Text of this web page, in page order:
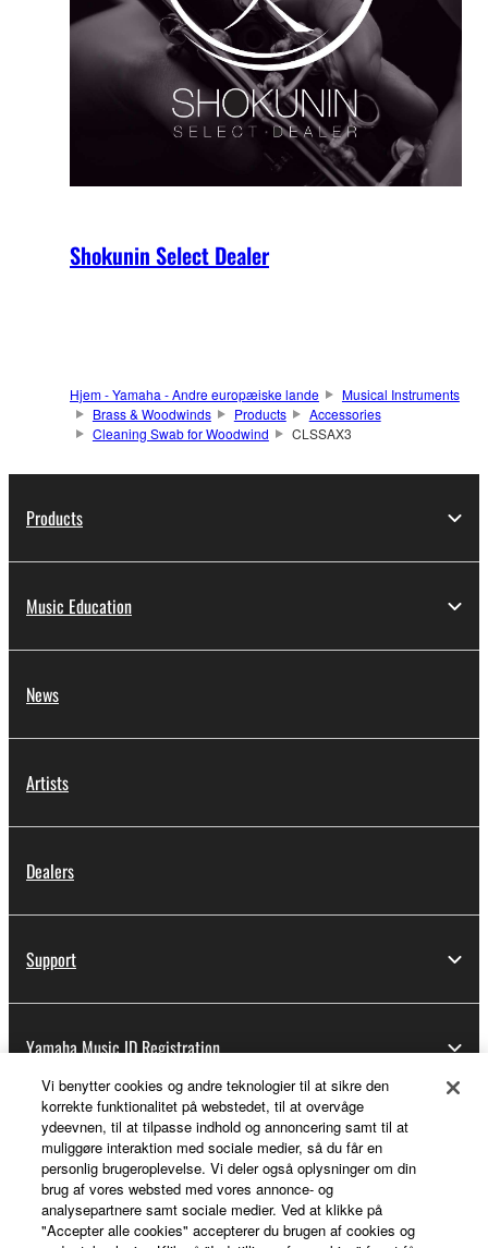
Shokunin Select Dealer
Hjem - Yamaha - Andre europæiske lande
Musical Instruments
Brass & Woodwinds
Products
Accessories
Cleaning Swab for Woodwind
CLSSAX3
Products
Music Education
News
Artists
Dealers
Support
Yamaha Music ID Registration
About Yamaha
Danmark - English
Vi benytter cookies og andre teknologier til at sikre den
korrekte funktionalitet på webstedet, til at overvåge
ydeevnen, til at tilpasse indhold og annoncering samt til at
muliggøre interaktion med sociale medier, så du får en
personlig brugeroplevelse. Vi deler også oplysninger om din
brug af vores websted med vores annonce- og
analysepartnere samt sociale medier. Ved at klikke på
"Accepter alle cookies" accepterer du brugen af cookies og